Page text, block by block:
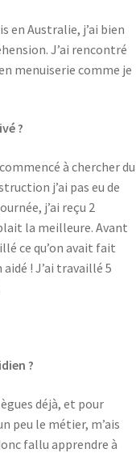
en Australie, j’ai bien
J’ai rencontré
menuiserie comme je
?
à chercher du
j’ai pas eu de
j’ai reçu 2
la meilleure. Avant
ce qu’on avait fait
! J’ai travaillé 5
?
déjà, et pour
peu le métier, m’ais
fallu apprendre à